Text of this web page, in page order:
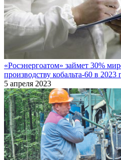
«Росэнергоатом» займет 30%
производству кобальта-60 в 2023
5 апреля 2023